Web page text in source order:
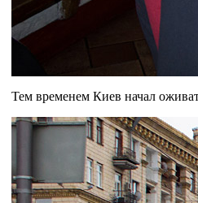
Тем временем Киев начал